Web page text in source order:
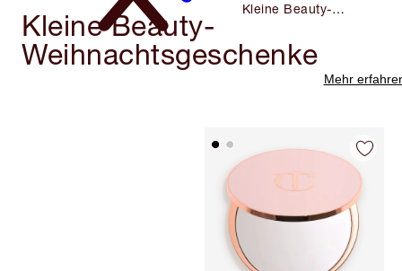
Kleine Beauty-
Kleine Beauty-
Weihnachtsgeschenke
Mehr